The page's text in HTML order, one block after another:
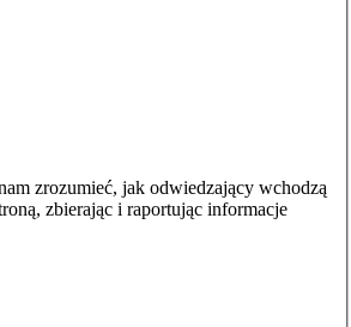
zrozumieć, jak odwiedzający wchodzą
zbierając i raportując informacje